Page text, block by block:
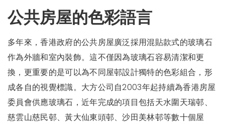
公共房屋的色彩語言
多年來，香港政府的公共房屋廣泛採用混貼款式的玻璃石
作為外牆和室內裝飾。這不僅因為玻璃石容易清潔和更
換，更重要的是可以為不同屋邨設計獨特的色彩組合，形
成各自的視覺標識。大方公司自2003年起持續為香港房屋
委員會供應玻璃石，近年完成的項目包括天水圍天瑞邨、
慈雲山慈民邨、黃大仙東頭邨、沙田美林邨等數十個屋